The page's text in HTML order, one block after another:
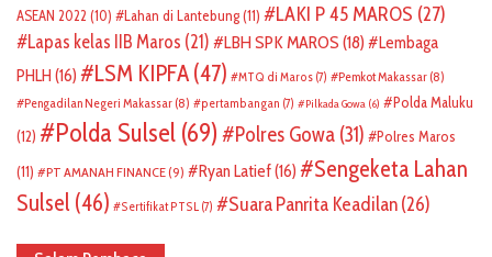
ASEAN 2022 (10) Lahan di Lantebung(11) LAKI P 45 MAROS (27)
Lapas kelas IIB Maros (21) LBH SPK MAROS (18)
Lembaga
PHLH (16) LSM KIPFA (47) MTQ di Maros (7) Pemkot Makassar (8)
Pengadilan Negeri Makassar (8) pertambangan (7) Pilkada Gowa (6)
Polda Maluku
(12)
Polda Sulsel (69) Polres Gowa (31)
Polres Maros
(11)
PT AMANAH FINANCE(9) Ryan Latief(16)
Sengeketa Lahan
Sulsel (46) Sertifikat PTSL (7) Suara Panrita Keadilan(26)